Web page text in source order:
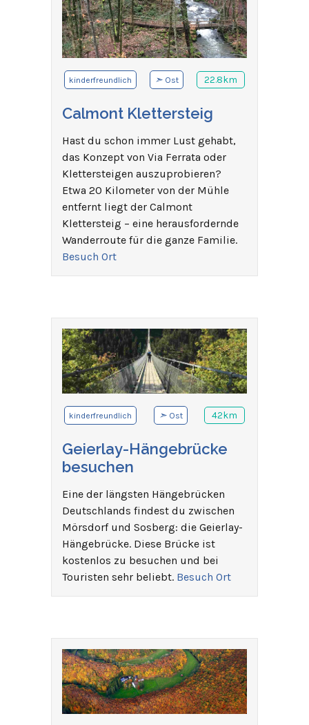
kinderfreundlich ➣ Ost 22.8km
Calmont Klettersteig
Hast du schon immer Lust gehabt,
das Konzept von Via Ferrata oder
Klettersteigen auszuprobieren?
Etwa 20 Kilometer von der Mühle
entfernt liegt der Calmont
Klettersteig – eine herausfordernde
Wanderroute für die ganze Familie.
Besuch Ort
kinderfreundlich ➣ Ost 42km
Geierlay-Hängebrücke
besuchen
Eine der längsten Hängebrücken
Deutschlands findest du zwischen
Mörsdorf und Sosberg: die Geierlay-
Hängebrücke. Diese Brücke ist
kostenlos zu besuchen und bei
Touristen sehr beliebt. Besuch Ort